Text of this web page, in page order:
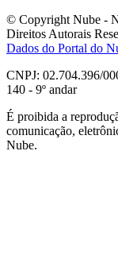
© Copyright Nube -
Direitos Autorais
Dados do Portal do
CNPJ: 02.704.396/
140 - 9º andar
É proibida a
comunicação,
Nube.